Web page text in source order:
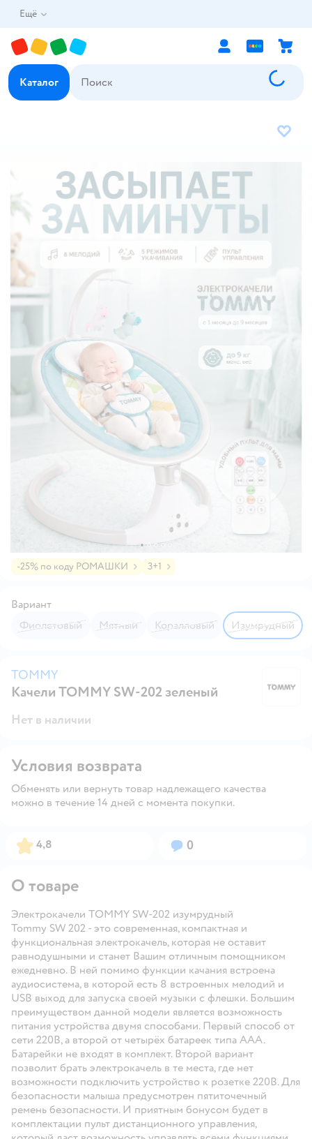
Ещё
Каталог
В
-25% по коду РОМАШКИ 3+1
Вариант
Фиолетовый
Мятный Коралловый Изумрудный
TOMMY
Качели TOMMY SW-202 зеленый
Нет в наличии
Условия возврата
Обменять или вернуть товар надлежащего качества
можно в течение 14 дней с момента покупки.
Рейтинг:
4,8 Вопросов:
0
О товаре
Электрокачели TOMMY SW-202 изумрудный
Tommy SW 202 - это современная, компактная и
функциональная электрокачель, которая не оставит
равнодушными и станет Вашим отличным помощником
ежедневно. В ней помимо функции качания встроена
аудиосистема, в которой есть 8 встроенных мелодий и
USB выход для запуска своей музыки с флешки. Большим
преимуществом данной модели является возможность
питания устройства двумя способами. Первый способ от
сети 220В, а второй от четырёх батареек типа ААА.
Батарейки не входят в комплект. Второй вариант
позволит брать электрокачель в те места, где нет
возможности подключить устройство к розетке 220В. Для
безопасности малыша предусмотрен пятиточечный
ремень безопасности. И приятным бонусом будет в
комплектации пульт дистанционного управления,